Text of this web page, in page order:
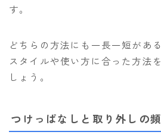
す。
どちらの方法にも一長一短があ
スタイルや使い方に合った方法
しょう。
つけっぱなしと取り外しの